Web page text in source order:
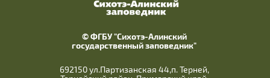
© ФГБУ "Сихотэ-Алинский
государственный заповедник"
692150 ул.Партизанская 44,п. Терней,